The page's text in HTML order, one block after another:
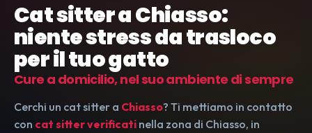
Cat sitter a Chiasso:
niente stress da trasloco
per il tuo gatto
Cure a domicilio, nel suo ambiente di sempre
Cerchi un cat sitter a Chiasso? Ti mettiamo in contatto
con cat sitter verificati nella zona di Chiasso, in